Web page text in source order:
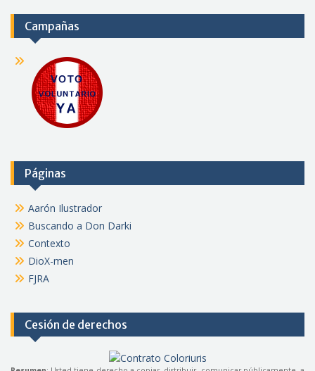
Campañas
Páginas
Aarón Ilustrador
Buscando a Don Darki
Contexto
DioX-men
FJRA
Cesión de derechos